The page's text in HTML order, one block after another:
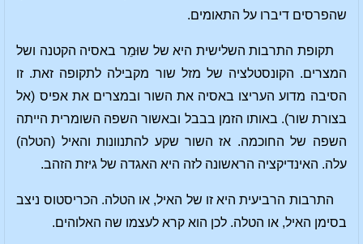
שהפרסים דיברו על התאומים.
תקופת התרבות השלישית היא של שוּמֵר באסיה הקטנה ושל
המצרים. הקונסטלציה של מזל שור מקבילה לתקופה זאת. זו
הסיבה מדוע העריצו באסיה את השור ובמצרים את אפיס (אל
בצורת שור). באותו הזמן בבבל ובאשור השפה השומרית הייתה
השפה של החוכמה. אז השור שקע להתנוונות והאיל (הטלה)
עלה. האינדיקציה הראשונה לזה היא האגדה של גיזת הזהב.
התרבות הרביעית היא זו של האיל, או הטלה. הכריסטוס ניצב
בסימן האיל, או הטלה. לכן הוא קרא לעצמו שה האלוהים.